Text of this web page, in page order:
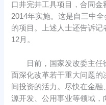
口井完井工具项目，合同
2014年实施。这是自三中
的项目。上述人士还告诉
12月。
日前，国家发改委主任
面深化改革若干重大问题
间投资的活力。尽快在金
源开发、公用事业等领域